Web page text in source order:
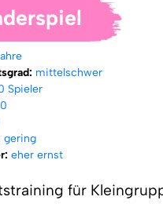
mittelschwer
Spieler
gering
eher ernst
für